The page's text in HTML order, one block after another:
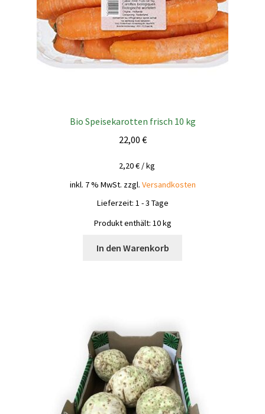
Bio Speisekarotten frisch 10 kg
22,00 €
2,20€/kg
inkl. 7 % MwSt. zzgl. Versandkosten
Lieferzeit: 1 - 3 Tage
Produkt enthält: 10kg
In den Warenkorb